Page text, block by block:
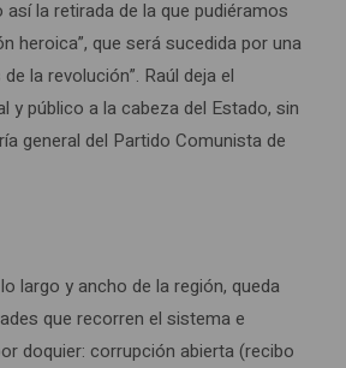
la retirada de la que pudiéramos
heroica”, que será sucedida por una
la revolución”. Raúl deja el
y público a la cabeza del Estado, sin
general del Partido Comunista de
largo y ancho de la región, queda
que recorren el sistema e
doquier: corrupción abierta (recibo